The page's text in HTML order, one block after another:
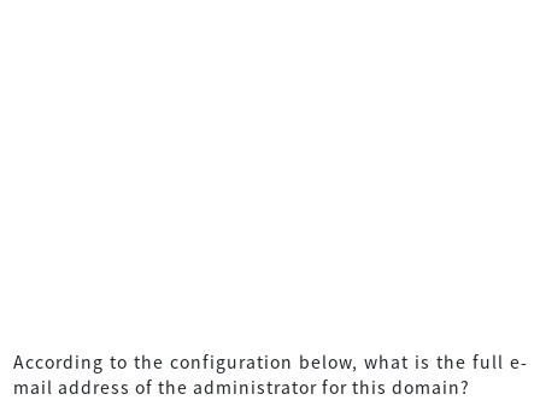
According to the configuration below, what is the full e-
mail address of the administrator for this domain?